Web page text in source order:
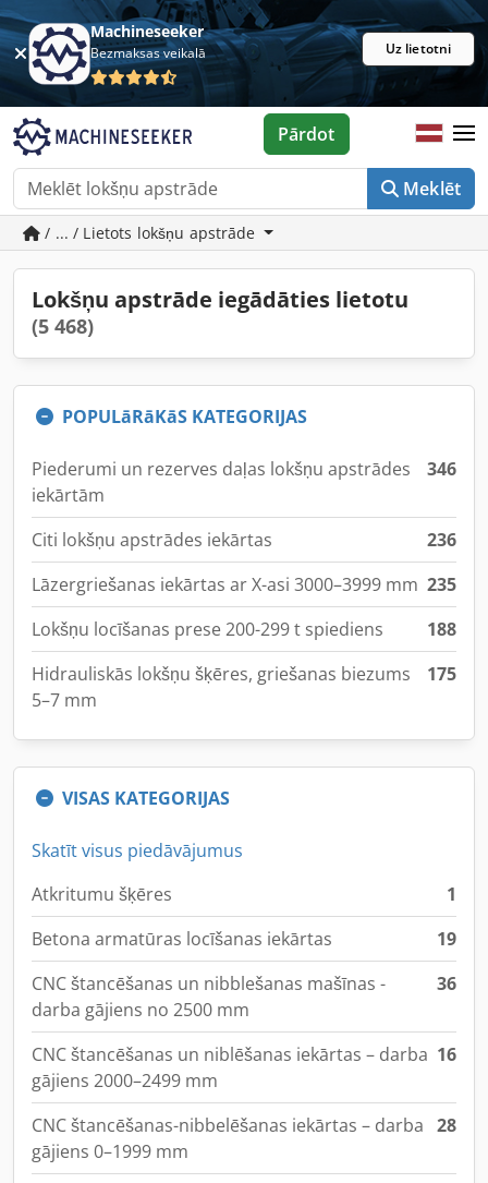
Machineseeker
Bezmaksas veikalā Uz lietotni
Meklēt
Pārdot
/ ... / Lietots lokšņu apstrāde
Lokšņu apstrāde iegādāties lietotu
(5 468)
POPULāRāKāS KATEGORIJAS
Piederumi un rezerves daļas lokšņu apstrādes
iekārtām
346
Citi lokšņu apstrādes iekārtas
236
Lāzergriešanas iekārtas ar X-asi 3000–3999 mm 235
Lokšņu locīšanas prese 200-299 t spiediens
188
Hidrauliskās lokšņu šķēres, griešanas biezums
5–7 mm
175
VISAS KATEGORIJAS
Skatīt visus piedāvājumus
Atkritumu šķēres
1
Betona armatūras locīšanas iekārtas
19
CNC štancēšanas un nibblešanas mašīnas -
darba gājiens no 2500 mm
36
CNC štancēšanas un niblēšanas iekārtas – darba
gājiens 2000–2499 mm
16
CNC štancēšanas-nibbelēšanas iekārtas – darba
gājiens 0–1999 mm
28